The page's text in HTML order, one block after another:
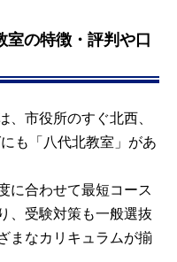
の特徴・評判や口
、市役所のすぐ北西、
も「八代北教室」があ
に合わせて最短コース
、受験対策も一般選抜
まなカリキュラムが揃